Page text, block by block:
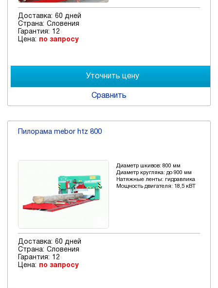
Доставка: 60 дней
Страна: Словения
Гарантия: 12
Цена: по запросу
Сравнить
Пилорама mebor htz 800
Диаметр шкивов: 800 мм
Диаметр кругляка: до 900 мм
Натяжные ленты: гидравлика
Мощность двигателя: 18,5 кВТ
Доставка: 60 дней
Страна: Словения
Гарантия: 12
Цена: по запросу